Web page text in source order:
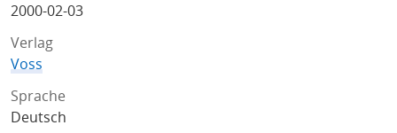
2000-02-03
Verlag
Voss
Sprache
Deutsch